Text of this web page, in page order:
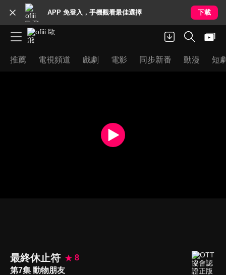
APP 免登入，手機觀看最佳選擇 下載
推薦 電視頻道 戲劇 電影 同步新番 動漫 短
最終休止符
8
第7集 動物朋友